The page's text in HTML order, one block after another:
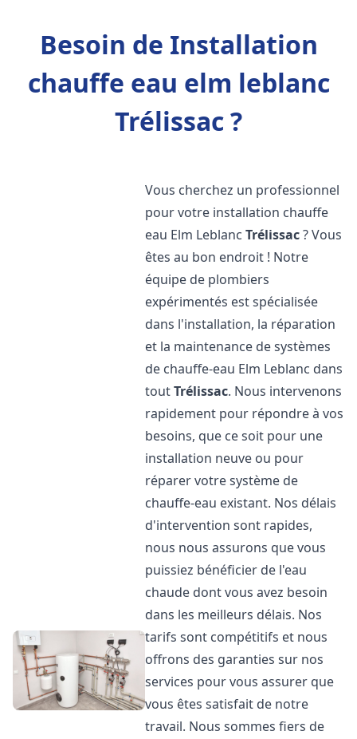
Besoin de Installation
chauffe eau elm leblanc
Trélissac ?
Vous cherchez un professionnel
pour votre installation chauffe
eau Elm LeblancTrélissac? Vous
êtes au bon endroit ! Notre
équipe de plombiers
expérimentés est spécialisée
dans l'installation, la réparation
et la maintenance de systèmes
de chauffe-eau Elm Leblanc dans
toutTrélissac. Nous intervenons
rapidement pour répondre à vos
besoins, que ce soit pour une
installation neuve ou pour
réparer votre système de
chauffe-eau existant. Nos délais
d'intervention sont rapides,
nous nous assurons que vous
puissiez bénéficier de l'eau
chaude dont vous avez besoin
dans les meilleurs délais. Nos
tarifs sont compétitifs et nous
offrons des garanties sur nos
services pour vous assurer que
vous êtes satisfait de notre
travail. Nous sommes fiers de